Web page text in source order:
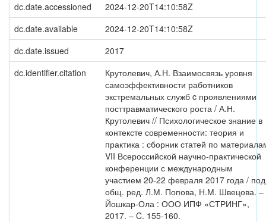
dc.date.accessioned
2024-12-20T14:10:58Z
dc.date.available
2024-12-20T14:10:58Z
dc.date.issued
2017
dc.identifier.citation
Крутолевич, А.Н. Взаимосвязь уровня
самоэффективности работников
экстремальных служб c проявлениями
посттравматического роста / А.Н.
Крутолевич // Психологическое знание в
контексте современности: теория и
практика : сборник статей по
VII Всероссийской научно-практической
конференции с международным
участием 20-22 февраля 2017 года / под
общ. ред. Л.М. Попова, Н.М. Швецова. –
Йошкар-Ола : ООО ИПФ «СТРИНГ»,
2017. – C. 155-160.